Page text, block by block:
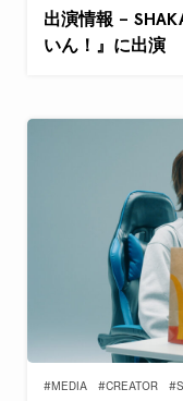
出演情報 –
いん！』に出演
#MEDIA #CREATOR